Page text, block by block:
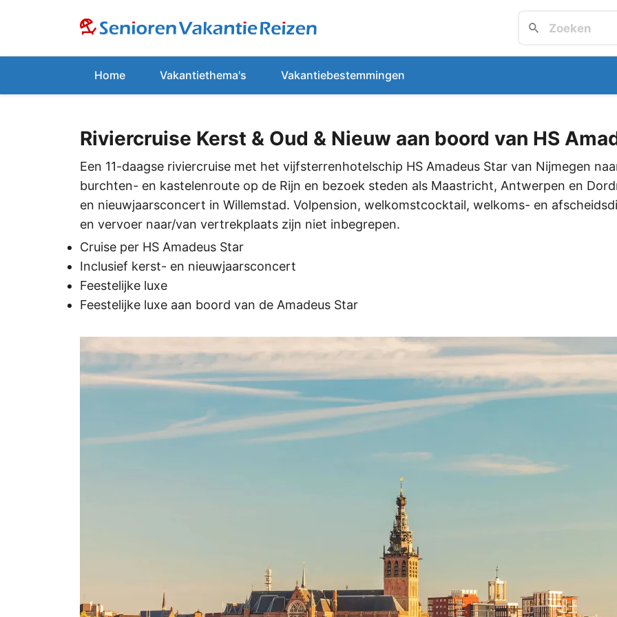
Home Vakantiethema's Vakantiebestemmingen
Riviercruise Kerst & Oud & Nieuw aan boord van HS
Een 11-daagse riviercruise met het vijfsterrenhotelschip HS Amadeus Star van Nijmegen
burchten- en kastelenroute op de Rijn en bezoek steden als Maastricht, Antwerpen en
en nieuwjaarsconcert in Willemstad. Volpension, welkomstcocktail, welkoms- en
en vervoer naar/van vertrekplaats zijn niet inbegrepen.
Cruise per HS Amadeus Star
Inclusief kerst- en nieuwjaarsconcert
Feestelijke luxe
Feestelijke luxe aan boord van de Amadeus Star